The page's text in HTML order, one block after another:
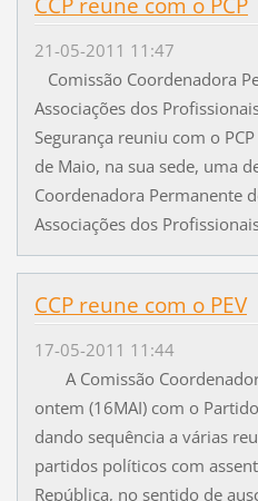
21-05-2011 11:47
Comissão Coordenadora
Associações dos
Segurança reuniu com o
de Maio, na sua sede, uma
Coordenadora Permanente
Associações dos
CCP reune com o PEV
17-05-2011 11:44
A Comissão
ontem (16MAI) com o
dando sequência a várias
partidos políticos com
República, no sentido de